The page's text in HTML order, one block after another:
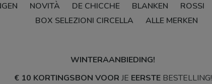
NOVITÀ DE CHICCHE BLANKEN ROSSI
BOX SELEZIONI CIRCELLA
ALLE MERKEN
WINTERAANBIEDING!
€ 10 KORTINGSBON VOOR JE EERSTEBESTELLING!